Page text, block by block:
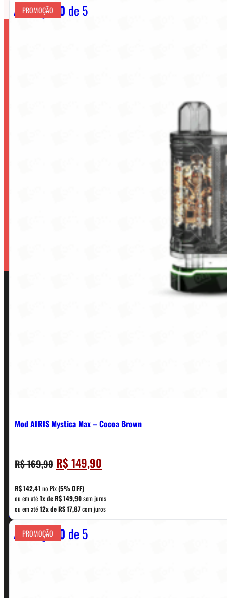
Avaliação 0 de 5
PROMOÇÃO
Mod AIRIS Mystica Max – Cocoa Brown
R$169,90 O
preço
original
era:
R$ 169,90.
R$149,90
preço
é:
R$ 149,90.
R$142,41 no Pix(5% OFF)
ou em até1x deR$149,90sem juros
ou em até12x deR$17,87com juros
Avaliação 0 de 5
PROMOÇÃO
CONTATO
WhatsApp: (11) 5229-0120